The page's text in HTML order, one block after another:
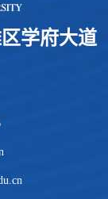
学府大道